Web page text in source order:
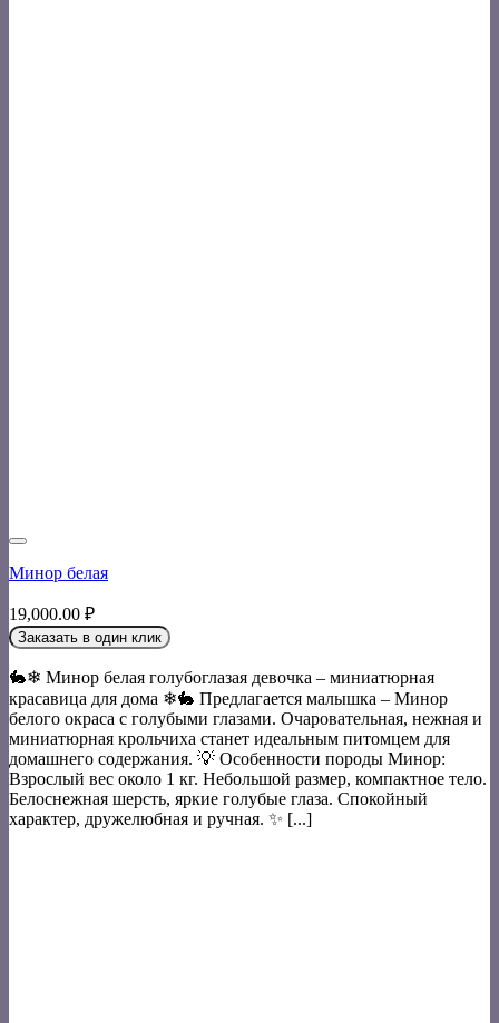
Минор белая
19,000.00 ₽
Заказать в один клик
🐇❄ Минор белая голубоглазая девочка – миниатюрная
красавица для дома ❄🐇 Предлагается малышка – Минор
белого окраса с голубыми глазами. Очаровательная, нежная и
миниатюрная крольчиха станет идеальным питомцем для
домашнего содержания. 💡 Особенности породы Минор:
Взрослый вес около 1 кг. Небольшой размер, компактное тело.
Белоснежная шерсть, яркие голубые глаза. Спокойный
характер, дружелюбная и ручная. ✨ [...]